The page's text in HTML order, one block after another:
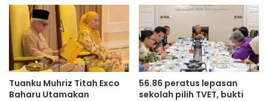
yakin kesejahteraan penduduk di kawasan perumahan
strata akan terus dipertingkatkan selaras dengan agenda
pembangunan inklusif Negeri Sembilan,” tambah beliau.
Arul Kumar Belanjawan 2025
i
h
a
a
n
,
e
r
a
t
a
i
k
p
Tuanku Muhriz Titah Exco
Baharu Utamakan
56.86 peratus lepasan
sekolah pilih TVET, bukti